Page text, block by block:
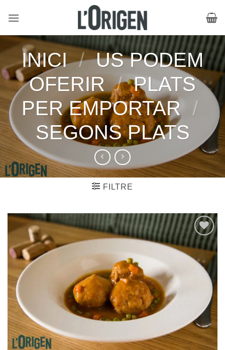
INICI / US PODEM
OFERIR / PLATS
PER EMPORTAR /
SEGONS PLATS
FILTRE
Afegeix
Favorits